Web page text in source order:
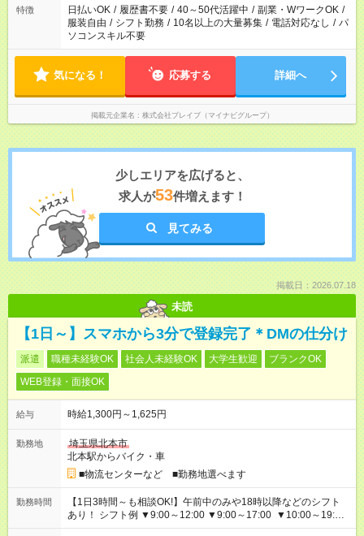
特徴 日払いOK / 履歴書不要 / 40～50代活躍中 / 副業・WワークOK /
服装自由 / シフト勤務 / 10名以上の大量募集 / 電話対応なし / パ
ソコンスキル不要
気になる！ 応募する 詳細へ
掲載元企業名 株式会社ブレイブ（マイナビグループ）
少しエリアを広げると、
求人が53件増えます！
見てみる
掲載日：2026.07.18
未読
【1日～】スマホから3分で登録完了＊DMの仕分け
派遣 職種未経験OK 社会人未経験OK 大学生歓迎
ブランクOK
WEB登録・面接OK
給与 時給1,300円～1,625円
勤務地
埼玉県北本市
北本駅からバイク・車
■物流センターなど ■勤務地選べます
勤務時間
【1日3時間～も相談OK!】午前中のみや18時以降などのシフト
あり！ シフト例 ▼9:00～12:00 ▼9:00～17:00 ▼10:00～19:00
▼18:00～21:00